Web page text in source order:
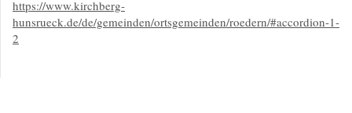
https://www.kirchberg-
hunsrueck.de/de/gemeinden/ortsgemeinden/roedern/#accordion-1-
2